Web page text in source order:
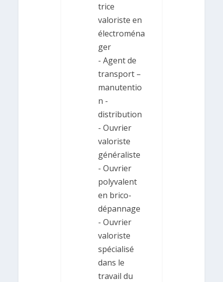
trice
valoriste en
électroména
ger
- Agent de
transport –
manutentio
n -
distribution
- Ouvrier
valoriste
généraliste
- Ouvrier
polyvalent
en brico-
dépannage
- Ouvrier
valoriste
spécialisé
dans le
travail du